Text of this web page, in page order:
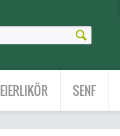
EIERLIKÖR SENF